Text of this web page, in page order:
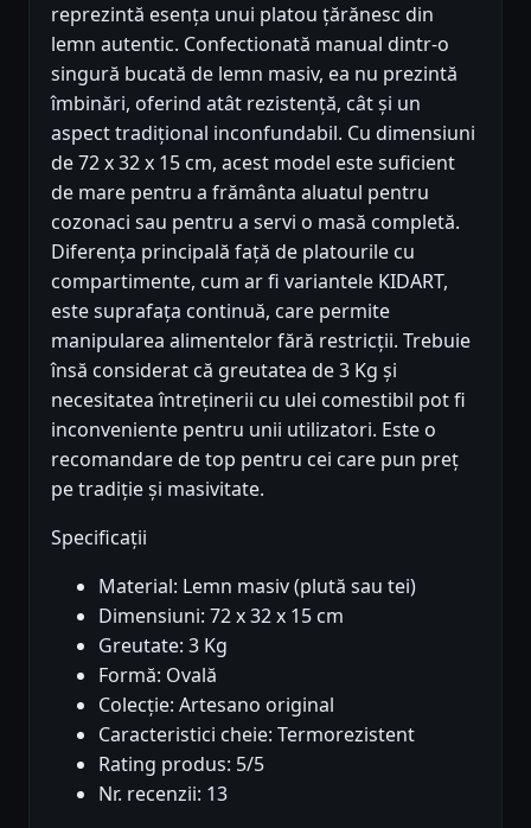
reprezintă esența unui platou țărănesc din
lemn autentic. Confectionată manual dintr-o
singură bucată de lemn masiv, ea nu prezintă
îmbinări, oferind atât rezistență, cât și un
aspect tradițional inconfundabil. Cu dimensiuni
de 72 x 32 x 15 cm, acest model este suficient
de mare pentru a frământa aluatul pentru
cozonaci sau pentru a servi o masă completă.
Diferența principală față de platourile cu
compartimente, cum ar fi variantele KIDART,
este suprafața continuă, care permite
manipularea alimentelor fără restricții. Trebuie
însă considerat că greutatea de 3 Kg și
necesitatea întreținerii cu ulei comestibil pot fi
inconveniente pentru unii utilizatori. Este o
recomandare de top pentru cei care pun preț
pe tradiție și masivitate.
Specificații
Material: Lemn masiv (plută sau tei)
Dimensiuni: 72 x 32 x 15 cm
Greutate: 3 Kg
Formă: Ovală
Colecție: Artesano original
Caracteristici cheie: Termorezistent
Rating produs: 5/5
Nr. recenzii: 13